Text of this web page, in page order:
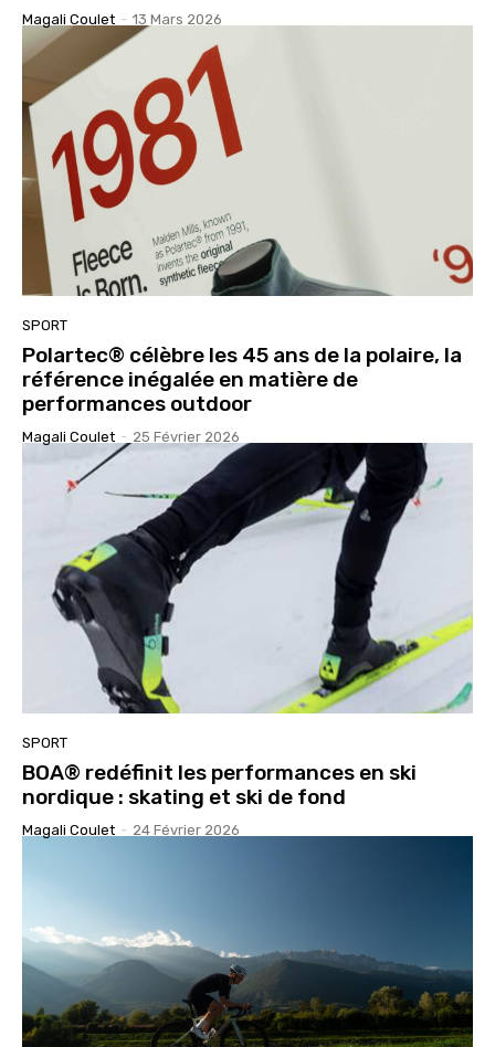
Magali Coulet - 13 Mars 2026
SPORT
Polartec® célèbre les 45 ans de la polaire, la
référence inégalée en matière de
performances outdoor
Magali Coulet - 25 Février 2026
SPORT
BOA® redéfinit les performances en ski
nordique : skating et ski de fond
Magali Coulet - 24 Février 2026